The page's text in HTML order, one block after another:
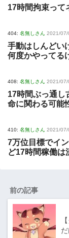
17時間拘束って
404: 名無しさん 2021/07/
手動はしんどい
何度かやってる
408: 名無しさん 2021/07/
17時間ぶっ通し
命に関わる可能
410: 名無しさん 2021/07/
7万位目標でイ
ど17時間稼働は
前の記事